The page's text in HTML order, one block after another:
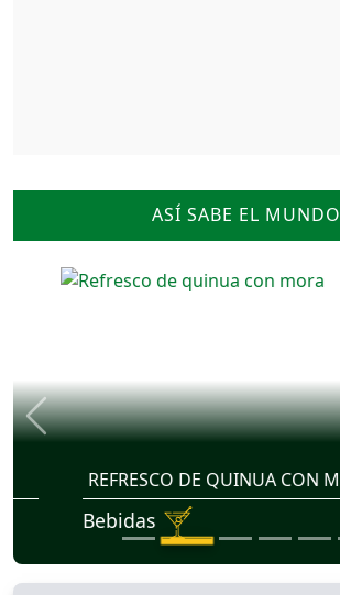
ASÍ SABE EL MUNDO
REFRESCO DE QUINUA CON MORA
Bebidas
Previous